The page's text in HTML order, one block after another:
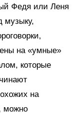
Федя или Леня
музыку,
на «умные»
которые
на
можно